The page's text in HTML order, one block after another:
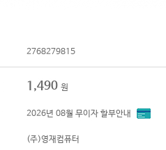
2768279815
1,490 원
2026년 08월 무이자 할부안내
(주)영재컴퓨터